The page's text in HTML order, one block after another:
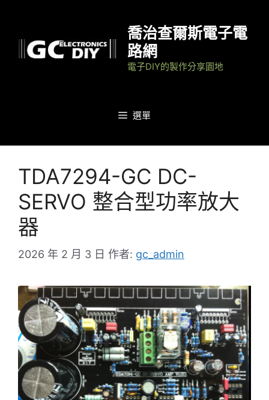
喬治查爾斯電子電
路網
電子DIY的製作分享園地
選單
TDA7294-GC DC-
SERVO 整合型功率放大
器
2026 年 2 月 3 日 作者: gc_admin